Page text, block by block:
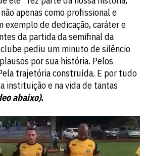
apenas como profissional e
exemplo de dedicação, caráter e
da partida da semifinal da
pediu um minuto de silêncio
por sua história. Pelos
trajetória construída. E por tudo
instituição e na vida de tantas
abaixo).